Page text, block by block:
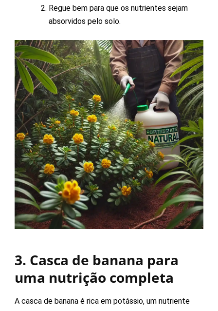
Regue bem para que os nutrientes sejam
absorvidos pelo solo.
3. Casca de banana para
uma nutrição completa
A casca de banana é rica em potássio, um nutriente